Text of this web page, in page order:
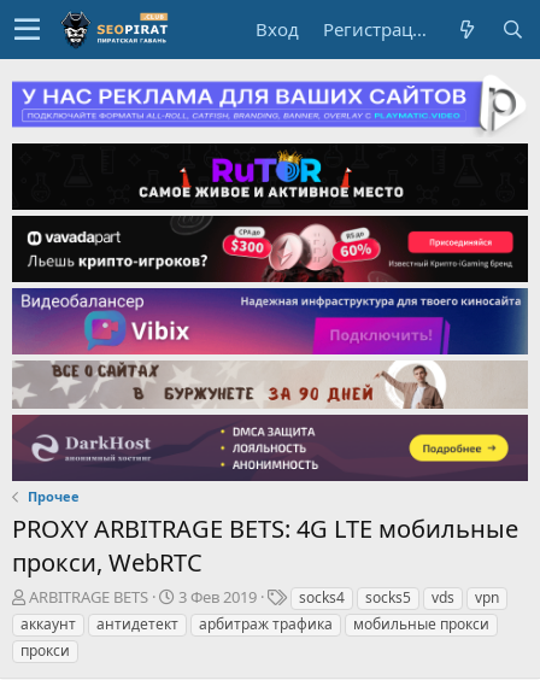
Вход Регистрация
Прочее
PROXY ARBITRAGE BETS: 4G LTE мобильные
прокси, WebRTC
А
в
т
о
ARBITRAGE BETS
Д
а
т
3 Фев 2019
Т
е
г
socks4 socks5 vds
vpn
аккаунт
антидетект арбитраж трафика
мобильные прокси
прокси